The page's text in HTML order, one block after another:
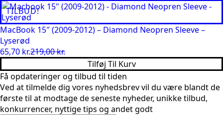
pris
var:
219,00 kr..
pris
er:
65,70 kr..
TILBUD!
MacBook 15″ (2009-2012) – Diamond Neopren Sleeve –
Lyserød
219,00kr.
Den
oprindelige
pris
var:
219,00 kr..
65,70 kr.
Den
aktuelle
pris
er:
65,70 kr..
Tilføj Til Kurv
Få opdateringer og tilbud til tiden
Ved at tilmelde dig vores nyhedsbrev vil du være blandt de
første til at modtage de seneste nyheder, unikke tilbud,
konkurrencer, nyttige tips og andet godt